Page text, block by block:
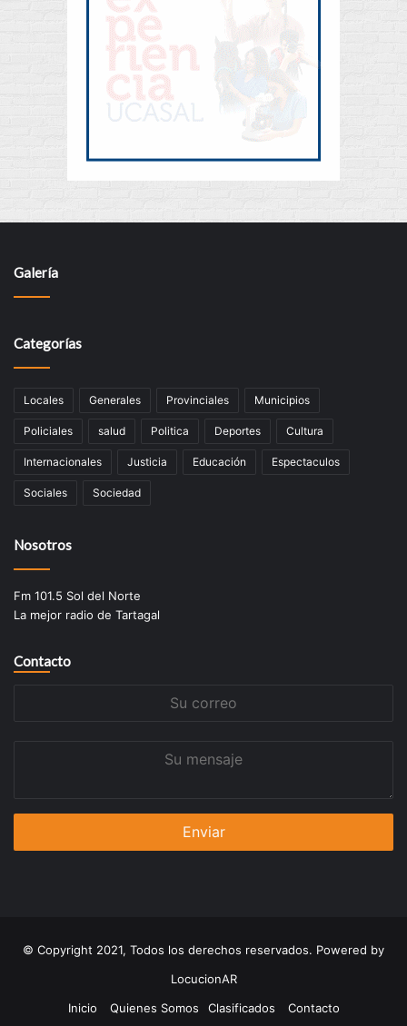
Galería
Categorías
Locales Generales Provinciales Municipios
Policiales salud Politica Deportes Cultura
Internacionales Justicia Educación Espectaculos
Sociales Sociedad
Nosotros
Fm 101.5 Sol del Norte
La mejor radio de Tartagal
Contacto
© Copyright 2021, Todos los derechos reservados. Powered by
LocucionAR
Inicio
Quienes Somos Clasificados Contacto